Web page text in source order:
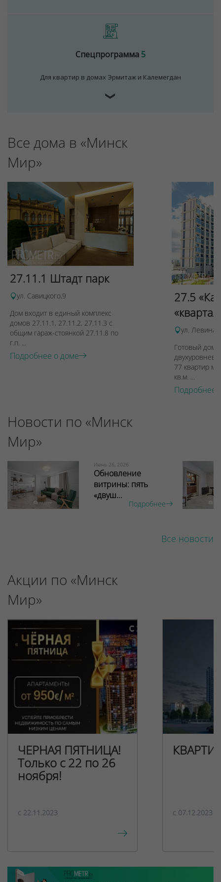
Спецпрограмма5
Для квартир в домах Эрмитаж и Калемегдан
❯
Все дома в «Минск
Мир»
27.11.1 Штадт парк
ул. Савицкого,9
Дом входит в единый комплекс
домов 27.11.1, 27.11.2, 27.11.3 с
общим гараж-стоянкой 27.11.8 по
г.п. ...
Подробнее о доме
27.5
ул. Левина,
Готовый дом
77 квартир
кв.м. ...
Подробнее
Новости по «Минск
Мир»
Июнь 26, 2026
Обновление
витрины: пять
«двуш...
Подробнее
Все новости
Акции по «Минск
Мир»
ЧЕРНАЯ ПЯТНИЦА!
Только с 22 по 26
ноября!
c 22.11.2023 c 07.12.2023